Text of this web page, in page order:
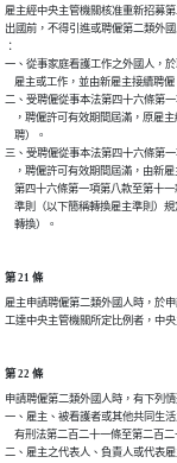
雇主經中央主管機關核准重新招募
出國前，不得引進或聘僱第二類外
：
一、從事家庭看護工作之外國人，
雇主或工作，並由新雇主接續聘僱
二、受聘僱從事本法第四十六條第
，聘僱許可有效期間屆滿，原雇
    聘）。
三、受聘僱從事本法第四十六條第
，聘僱許可有效期間屆滿，由新
第四十六條第一項第八款至第十
準則（以下簡稱轉換雇主準則）
    轉換）。
第 21 條
雇主申請聘僱第二類外國人時，於
工達中央主管機關所定比例者，中
第 22 條
申請聘僱第二類外國人時，有下列
一、雇主、被看護者或其他共同生
有刑法第二百二十一條至第二百
二、雇主之代表人、負責人或代表